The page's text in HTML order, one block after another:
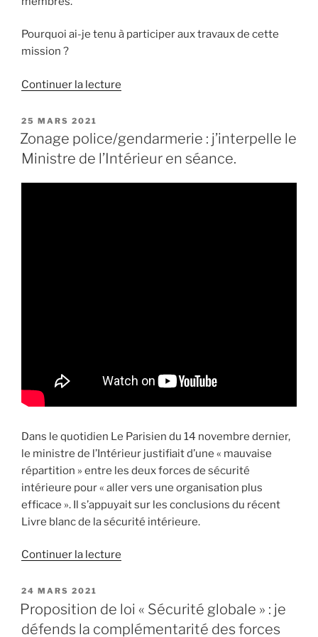
Pourquoi ai-je tenu à participer aux travaux de cette
mission ?
Continuer la lecture
de
l’innovation
un
PUBLIÉ
LE
25 MARS 2021
Zonage police/gendarmerie : j’interpelle le
Ministre de l’Intérieur en séance.
Dans le quotidien Le Parisien du 14 novembre dernier,
le ministre de l’Intérieur justifiait d’une « mauvaise
répartition » entre les deux forces de sécurité
intérieure pour « aller vers une organisation plus
efficace ». Il s’appuyait sur les conclusions du récent
Livre blanc de la sécurité intérieure.
Continuer la lecture
:
j’interpelle
PUBLIÉ
LE
24 MARS 2021
Proposition de loi « Sécurité globale » : je
défends la complémentarité des forces